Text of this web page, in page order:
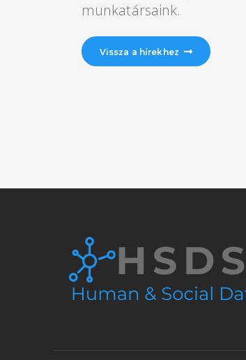
munkatársaink.
Vissza a hírekhez